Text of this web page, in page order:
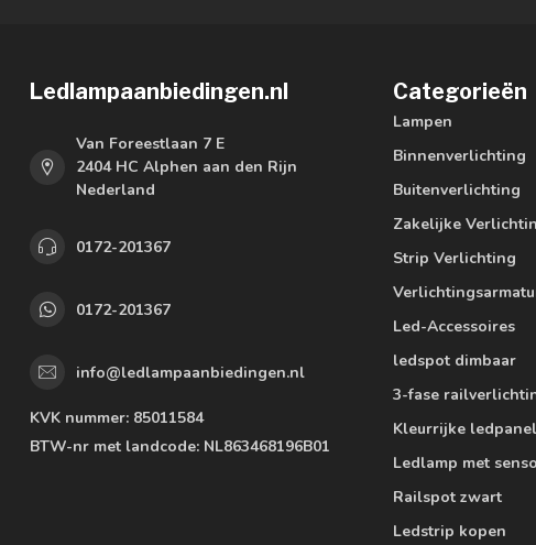
Ledlampaanbiedingen.nl
Van Foreestlaan 7 E
2404 HC Alphen aan den Rijn
Nederland
0172-201367
0172-201367
info@ledlampaanbiedingen.nl
KVK nummer: 85011584
BTW-nr met landcode: NL863468196B01
Categorieën
Lampen
Binnenverlichting
Buitenverlichting
Zakelijke
Strip Verlichting
Led-Accessoires
ledspot dimbaar
3-fase
Kleurrijke
Ledlamp met
Railspot zwart
Ledstrip kopen